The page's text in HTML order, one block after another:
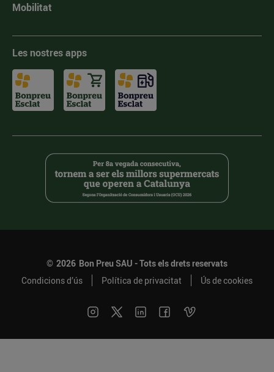
Mobilitat
Les nostres apps
© 2026 Bon Preu SAU - Tots els drets reservats
Condicions d’ús
Política de privacitat Ús de cookies